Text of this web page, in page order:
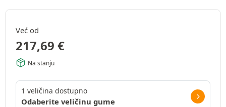
Već od
217,69 €
Na stanju
1 veličina dostupno
Odaberite veličinu gume